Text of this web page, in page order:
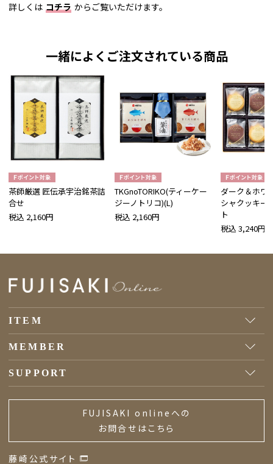
詳しくは コチラ からご覧いただけます。
一緒によくご注文されている商品
茶師厳選 匠伝承宇治銘茶詰
合せ
税込 2,160円
TKGnoTORIKO(ティーケー
ジーノトリコ)(L)
税込 2,160円
ダーク＆ホワ
シャクッキー
ト
税込 3,240円
ITEM
MEMBER
SUPPORT
FUJISAKI onlineへの
お問合せはこちら
藤崎公式サイト